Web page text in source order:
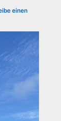
einen